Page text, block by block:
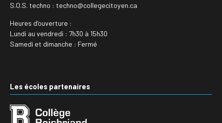
S.O.S. techno : techno@collegecitoyen.ca
Heures d'ouverture :
Lundi au vendredi : 7h30 à 15h30
Samedi et dimanche : Fermé
Les écoles partenaires